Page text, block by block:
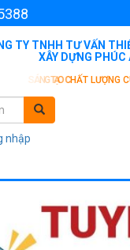
TY TNHH TƯ VẤN
XÂY DỰNG PHÚC
nhập